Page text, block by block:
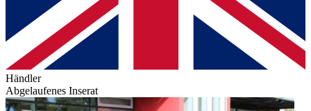
Händler
Abgelaufenes Inserat